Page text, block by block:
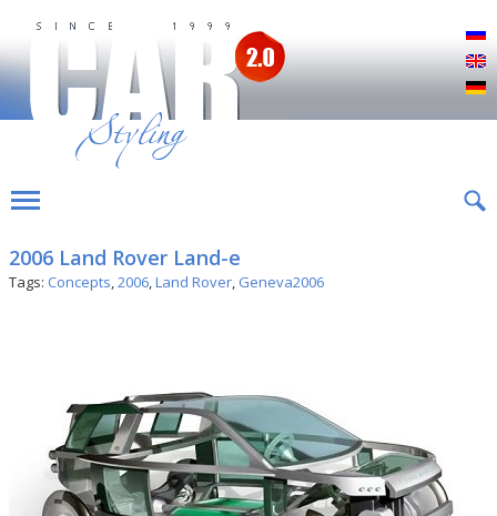
2006 Land Rover Land-e
Tags: Concepts,2006,Land Rover, Geneva2006